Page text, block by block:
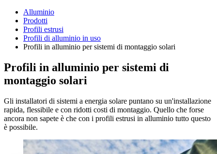
Alluminio
Prodotti
Profili estrusi
Profili di alluminio in uso
Profili in alluminio per sistemi di montaggio solari
Profili in alluminio per sistemi di
montaggio solari
Gli installatori di sistemi a energia solare puntano su un'installazione
rapida, flessibile e con ridotti costi di montaggio. Quello che forse
ancora non sapete è che con i profili estrusi in alluminio tutto questo
è possibile.